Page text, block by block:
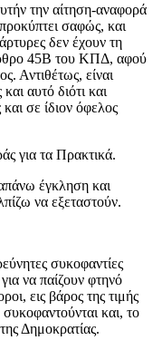
την αίτηση-αναφορά
σαφώς, και
δεν έχουν τη
45Β του ΚΠΔ, αφού
Αντιθέτως, είναι
αυτό διότι και
σε ίδιον όφελος
για τα Πρακτικά.
έγκληση και
να εξεταστούν.
συκοφαντίες
να παίζουν φτηνό
εις βάρος της τιμής
και, το
Δημοκρατίας.